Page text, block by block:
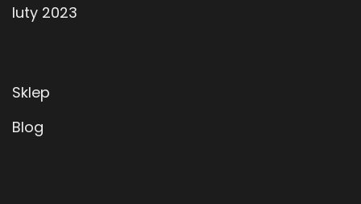
luty 2023
Sklep
Blog